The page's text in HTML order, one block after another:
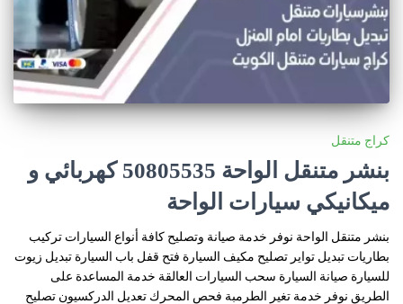
كراج متنقل
بنشر متنقل الواحة 50805535‬ كهربائي و
ميكانيكي سيارات الواحة
بنشر متنقل الواحة نوفر خدمة صيانة وتصليح كافة أنواع السيارات تركيب
بطاريات تبديل تواير تصليح مكيف السيارة فتح قفل باب السيارة تبديل زيوت
للسيارة صيانة السيارة سحب السيارات العالقة خدمة المساعدة على
الطريق نوفر خدمة تغير الطرمبة فحص المحرك تعديل الدركسيون تصليح